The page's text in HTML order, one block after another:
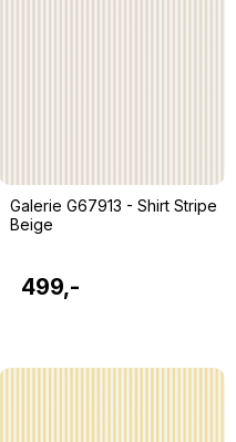
Galerie G67913 - Shirt Stripe
Beige
499,-